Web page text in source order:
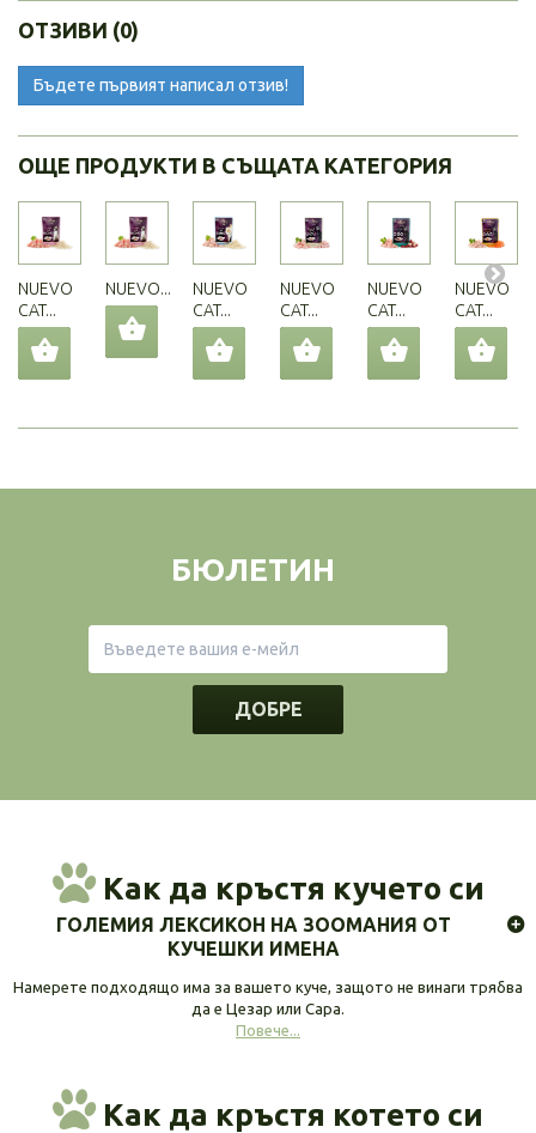
ОТЗИВИ (0)
Бъдете първият написал отзив!
ОЩЕ ПРОДУКТИ В СЪЩАТА КАТЕГОРИЯ
NUEVO
CAT...
NUEVO...
NUEVO
CAT...
NUEVO
CAT...
NUEVO
CAT...
NUEVO
CAT...
БЮЛЕТИН
ДОБРЕ
Как да кръстя кучето си
ГОЛЕМИЯ ЛЕКСИКОН НА ЗООМАНИЯ ОТ
КУЧЕШКИ ИМЕНА
Намерете подходящо има за вашето куче, защото не винаги трябва
да е Цезар или Сара.
Повече...
Как да кръстя котето си